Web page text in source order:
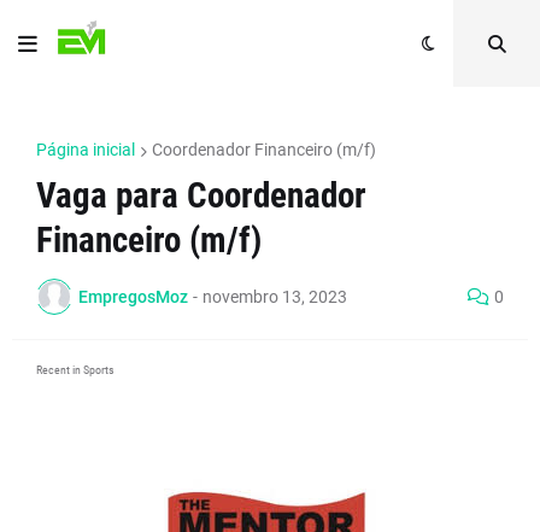
Página inicial Coordenador Financeiro (m/f)
Vaga para Coordenador
Financeiro (m/f)
EmpregosMoz - novembro 13, 2023 0
Recent in Sports